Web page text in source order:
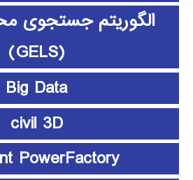
الگوریتم جستجوی
(GELS)
Big Data
civil 3D
PowerFactory